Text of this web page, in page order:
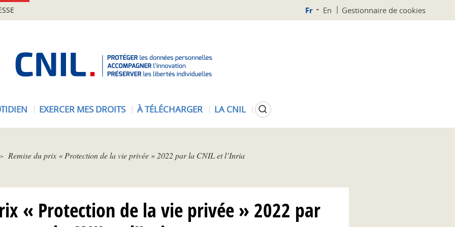
Fr En Gestionnaire de cookies
N
EXERCER MES DROITS À TÉLÉCHARGER LA CNIL Rechercher
Remise du prix « Protection de la vie privée » 2022 par la CNIL et l’Inria
« Protection de la vie privée » 2022 par